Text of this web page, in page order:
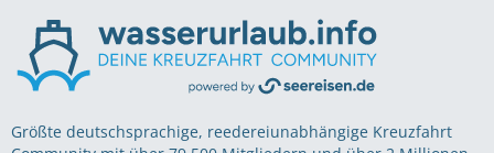
Größte deutschsprachige, reedereiunabhängige Kreuzfahrt